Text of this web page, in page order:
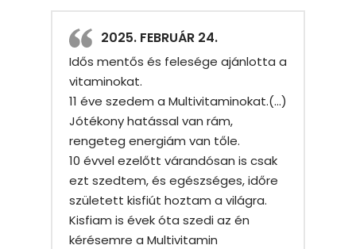
2025. FEBRUÁR 24.
Idős mentős és felesége ajánlotta a
vitaminokat.
11 éve szedem a Multivitaminokat.(…)
Jótékony hatással van rám,
rengeteg energiám van tőle.
10 évvel ezelőtt várandósan is csak
ezt szedtem, és egészséges, időre
született kisfiút hoztam a világra.
Kisfiam is évek óta szedi az én
kérésemre a Multivitamin